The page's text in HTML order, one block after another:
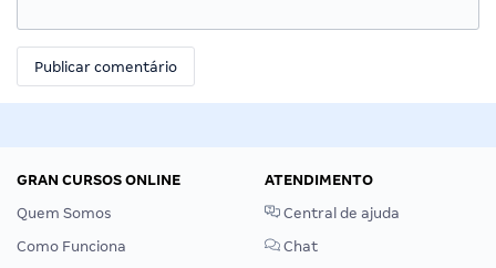
GRAN CURSOS ONLINE
Quem Somos
Como Funciona
ATENDIMENTO
Central de ajuda
Chat